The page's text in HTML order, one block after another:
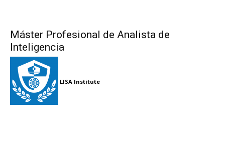
Máster Profesional de Analista de
Inteligencia
LISA Institute